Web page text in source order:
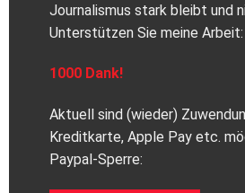
Journalismus stark bleibt und
Unterstützen Sie meine Arbeit:
1000 Dank!
Aktuell sind (wieder)
Kreditkarte, Apple Pay etc.
Paypal-Sperre: